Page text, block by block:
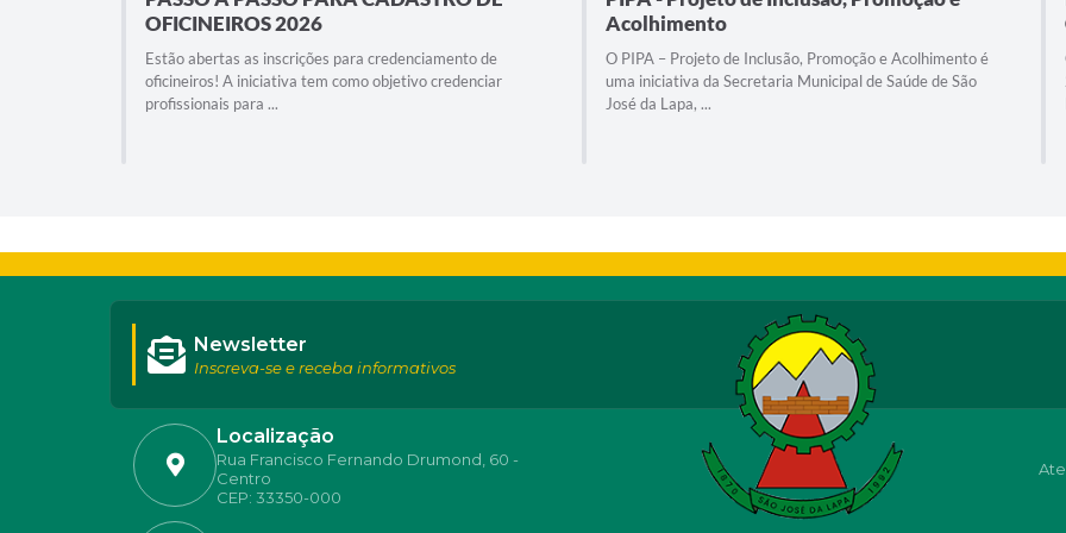
OFICINEIROS 2026
Estão abertas as inscrições para credenciamento de
oficineiros! A iniciativa tem como objetivo credenciar
profissionais para ...
Acolhimento
O PIPA – Projeto de Inclusão, Promoção e Acolhimento é
uma iniciativa da Secretaria Municipal de Saúde de São
José da Lapa, ...
Localização
Rua Francisco Fernando Drumond, 60 -
Centro
CEP: 33350-000
Newsletter
Inscreva-se e receba informativos